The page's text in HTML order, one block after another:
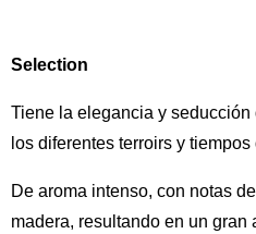
Selection
Tiene la elegancia y seducción
los diferentes terroirs y tiempos
De aroma intenso, con notas
madera, resultando en un gran